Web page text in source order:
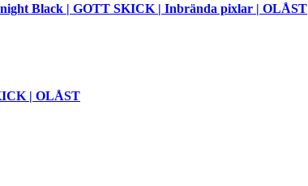
Black | GOTT SKICK | Inbrända pixlar | OLÅST
| OLÅST